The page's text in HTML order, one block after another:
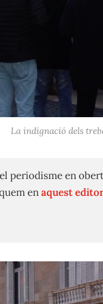
La indignació dels
periodisme en
enaquest